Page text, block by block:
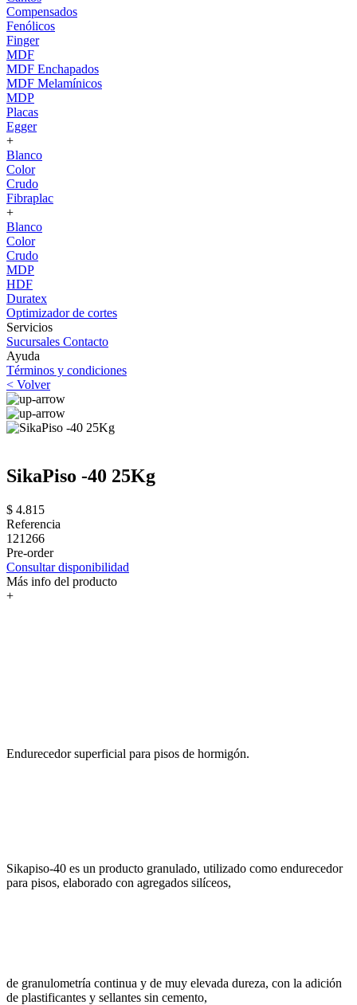
Compensados
Fenólicos
Finger
MDF
MDF Enchapados
MDF Melamínicos
MDP
Placas
Egger
+
Blanco
Color
Crudo
Fibraplac
+
Blanco
Color
Crudo
MDP
HDF
Duratex
Optimizador de cortes
Servicios
Sucursales Contacto
Ayuda
Términos y condiciones
< Volver
SikaPiso -40 25Kg
$ 4.815
Referencia
121266
Pre-order
Consultar disponibilidad
Más info del producto
+
Endurecedor superficial para pisos de hormigón.
Sikapiso-40 es un producto granulado, utilizado como endurecedor
para pisos, elaborado con agregados silíceos,
de granulometría continua y de muy elevada dureza, con la adición
de plastificantes y sellantes sin cemento,